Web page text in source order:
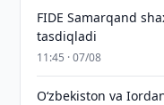
FIDE Samarqand
tasdiqladi
11:45 · 07/08
Oʻzbekiston va